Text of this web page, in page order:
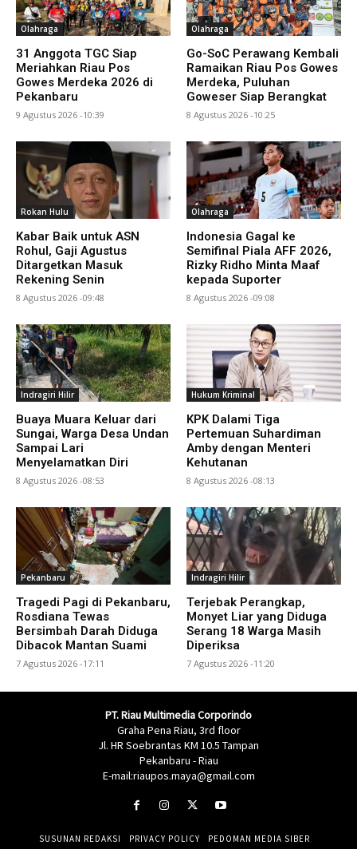
Olahraga
31 Anggota TGC Siap
Meriahkan Riau Pos
Gowes Merdeka 2026 di
Pekanbaru
9 Agustus 2026 -10:39
Olahraga
Go-SoC Perawang Kembali
Ramaikan Riau Pos Gowes
Merdeka, Puluhan
Goweser Siap Berangkat
8 Agustus 2026 -10:25
Rokan Hulu
Kabar Baik untuk ASN
Rohul, Gaji Agustus
Ditargetkan Masuk
Rekening Senin
8 Agustus 2026 -09:48
Olahraga
Indonesia Gagal ke
Semifinal Piala AFF 2026,
Rizky Ridho Minta Maaf
kepada Suporter
8 Agustus 2026 -09:08
Indragiri Hilir
Buaya Muara Keluar dari
Sungai, Warga Desa Undan
Sampai Lari
Menyelamatkan Diri
8 Agustus 2026 -08:53
Hukum Kriminal
KPK Dalami Tiga
Pertemuan Suhardiman
Amby dengan Menteri
Kehutanan
8 Agustus 2026 -08:13
Pekanbaru
Tragedi Pagi di Pekanbaru,
Rosdiana Tewas
Bersimbah Darah Diduga
Dibacok Mantan Suami
7 Agustus 2026 -17:11
Indragiri Hilir
Terjebak Perangkap,
Monyet Liar yang Diduga
Serang 18 Warga Masih
Diperiksa
7 Agustus 2026 -11:20
PT. Riau Multimedia Corporindo
Graha Pena Riau, 3rd floor
Jl. HR Soebrantas KM 10.5 Tampan
Pekanbaru - Riau
E-mail:riaupos.maya@gmail.com
SUSUNAN REDAKSI PRIVACY POLICY
PEDOMAN MEDIA SIBER